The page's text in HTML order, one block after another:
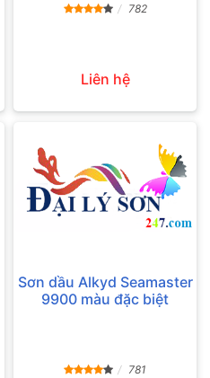
782
Liên hệ
Sơn dầu Alkyd Seamaster
9900 màu đặc biệt
781